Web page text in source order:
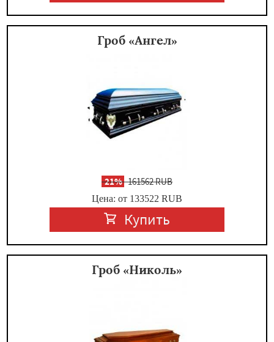
Гроб «Ангел»
-21%161562 RUB
Цена: от 133522 RUB
Купить
Гроб «Николь»